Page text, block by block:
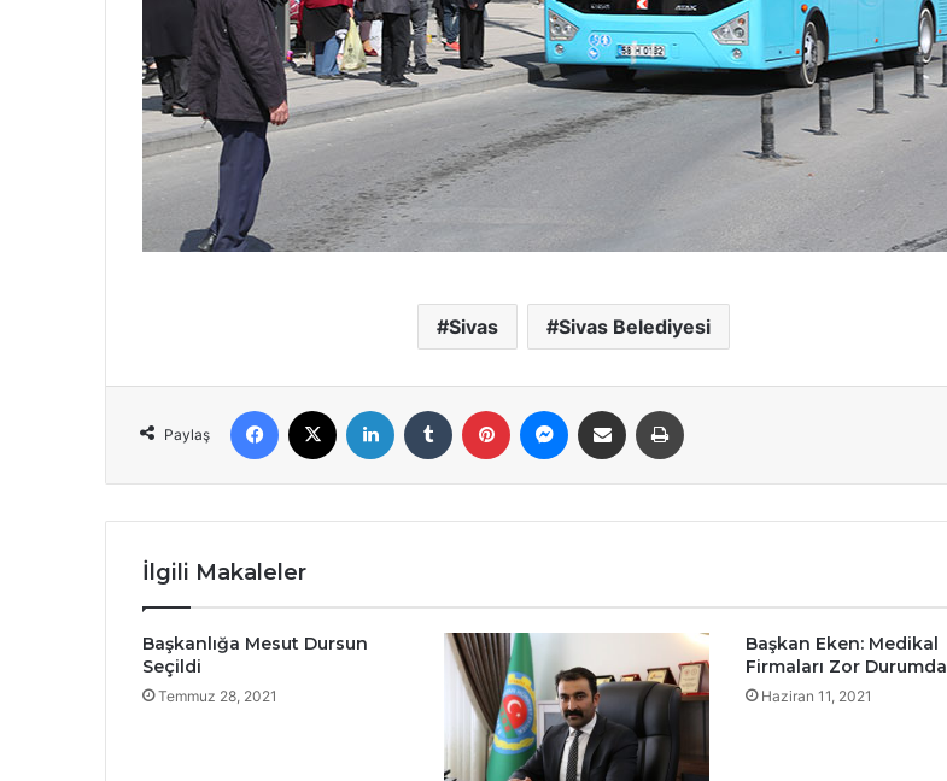
Sivas Sivas Belediyesi
Paylaş
Facebook LinkedIn Tumblr Pinterest MessengerE-Posta ile paylaş
İlgili Makaleler
Başkanlığa Mesut Dursun
Seçildi
Temmuz 28, 2021
Başkan Eken: Medikal
Firmaları Zor Durumda
Haziran 11, 2021